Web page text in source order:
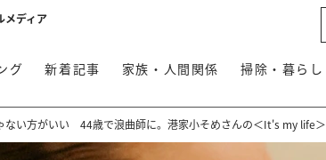
メディア
グ 新着記事 家族・人間関係 掃除・暮らし
ない方がいい 44歳で浪曲師に。港家小そめさんの＜It's my life＞